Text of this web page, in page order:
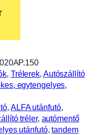
Trélerek Autószállító
egytengelyes,
ALFA utánfutó
tréler, autómentő
utánfutó, tandem